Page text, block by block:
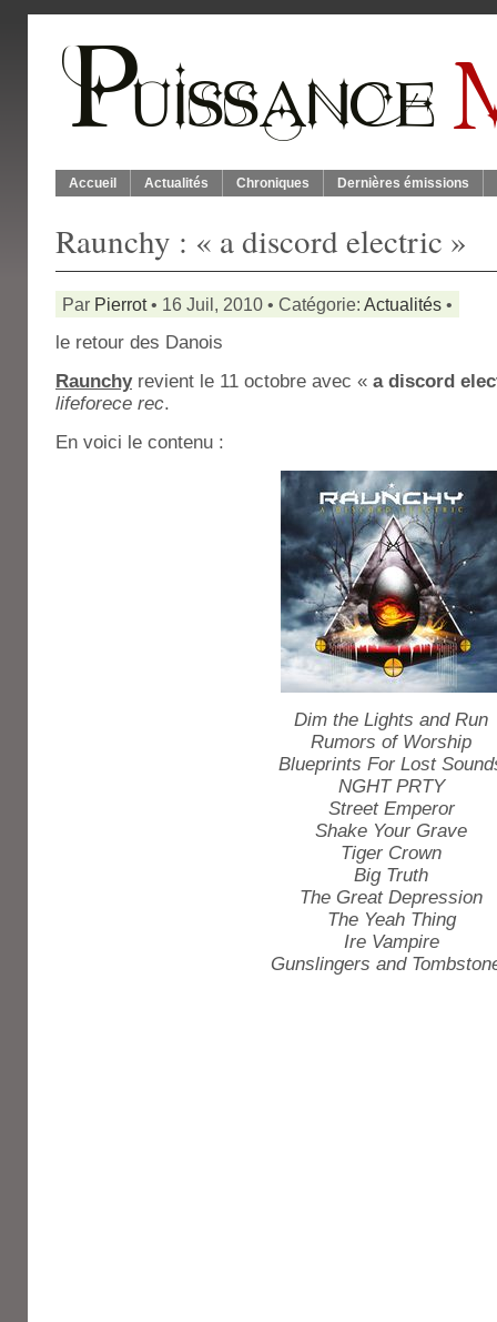
Accueil Actualités Chroniques Dernières émissions
Raunchy : « a discord electric »
Par Pierrot• 16 Juil, 2010 • Catégorie: Actualités •
le retour des Danois
Raunchyrevient le 11 octobre avec « a discord
lifeforece rec.
En voici le contenu :
Dim the Lights and Run
Rumors of Worship
Blueprints For Lost
NGHT PRTY
Street Emperor
Shake Your Grave
Tiger Crown
Big Truth
The Great Depression
The Yeah Thing
Ire Vampire
Gunslingers and